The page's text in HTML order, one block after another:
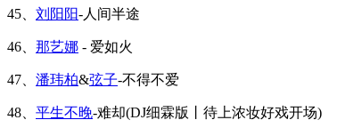
45、 刘阳阳-人间半途
46、 那艺娜 - 爱如火
47、 潘玮柏&弦子-不得不爱
48、 平生不晚-难却(DJ细霖版丨待上浓妆好戏开场)